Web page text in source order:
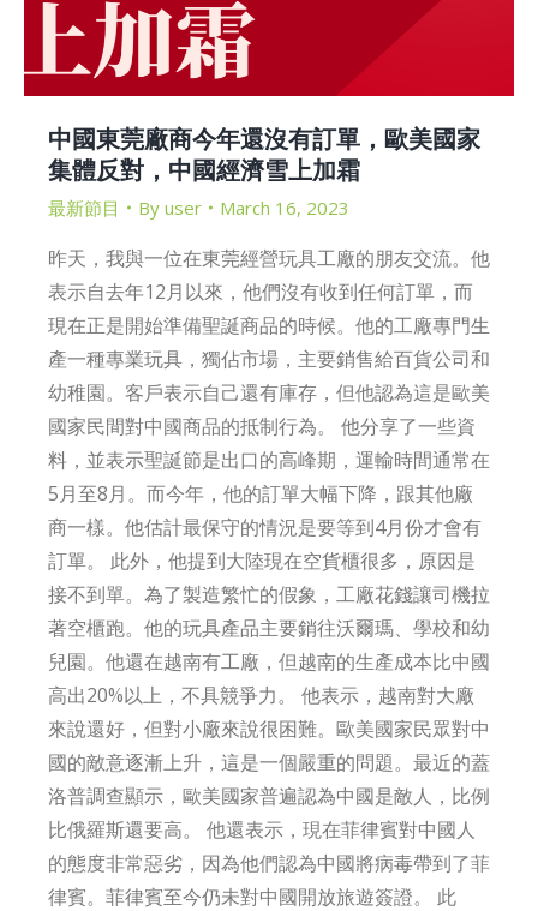
中國東莞廠商今年還沒有訂單，歐美國家
集體反對，中國經濟雪上加霜
最新節目 By user March 16, 2023
昨天，我與一位在東莞經營玩具工廠的朋友交流。他
表示自去年12月以來，他們沒有收到任何訂單，而
現在正是開始準備聖誕商品的時候。他的工廠專門生
產一種專業玩具，獨佔市場，主要銷售給百貨公司和
幼稚園。客戶表示自己還有庫存，但他認為這是歐美
國家民間對中國商品的抵制行為。 他分享了一些資
料，並表示聖誕節是出口的高峰期，運輸時間通常在
5月至8月。而今年，他的訂單大幅下降，跟其他廠
商一樣。他估計最保守的情況是要等到4月份才會有
訂單。 此外，他提到大陸現在空貨櫃很多，原因是
接不到單。為了製造繁忙的假象，工廠花錢讓司機拉
著空櫃跑。他的玩具產品主要銷往沃爾瑪、學校和幼
兒園。他還在越南有工廠，但越南的生產成本比中國
高出20%以上，不具競爭力。 他表示，越南對大廠
來說還好，但對小廠來說很困難。歐美國家民眾對中
國的敵意逐漸上升，這是一個嚴重的問題。最近的蓋
洛普調查顯示，歐美國家普遍認為中國是敵人，比例
比俄羅斯還要高。 他還表示，現在菲律賓對中國人
的態度非常惡劣，因為他們認為中國將病毒帶到了菲
律賓。菲律賓至今仍未對中國開放旅遊簽證。 此